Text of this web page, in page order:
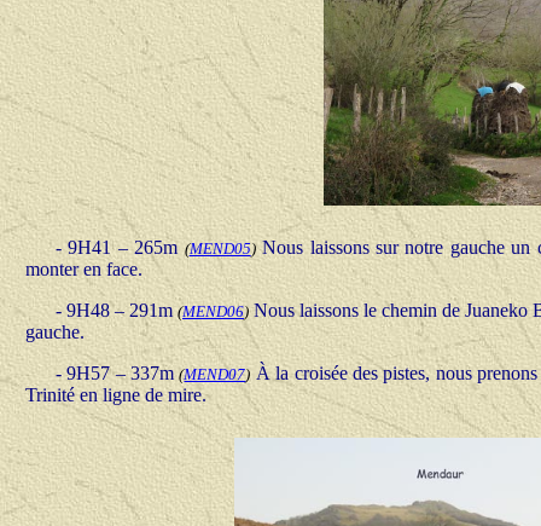
- 9H41 – 265m (MEND05)Nous laissons sur notre gauche un
monter en face.
- 9H48 – 291m (MEND06)Nous laissons le chemin de Juaneko
gauche.
- 9H57 – 337m(MEND07) À la croisée des pistes, nous
Trinité en ligne de mire.